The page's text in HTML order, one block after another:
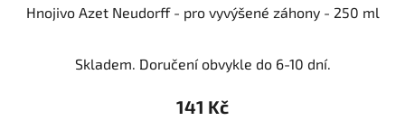
Hnojivo Azet Neudorff - pro vyvýšené záhony - 250 ml
Skladem. Doručení obvykle do 6-10 dní.
141 Kč